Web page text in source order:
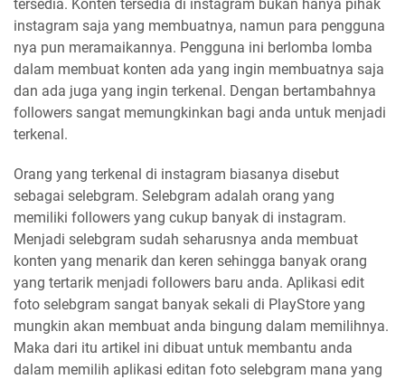
tersedia. Konten tersedia di instagram bukan hanya pihak
instagram saja yang membuatnya, namun para pengguna
nya pun meramaikannya. Pengguna ini berlomba lomba
dalam membuat konten ada yang ingin membuatnya saja
dan ada juga yang ingin terkenal. Dengan bertambahnya
followers sangat memungkinkan bagi anda untuk menjadi
terkenal.
Orang yang terkenal di instagram biasanya disebut
sebagai selebgram. Selebgram adalah orang yang
memiliki followers yang cukup banyak di instagram.
Menjadi selebgram sudah seharusnya anda membuat
konten yang menarik dan keren sehingga banyak orang
yang tertarik menjadi followers baru anda. Aplikasi edit
foto selebgram sangat banyak sekali di PlayStore yang
mungkin akan membuat anda bingung dalam memilihnya.
Maka dari itu artikel ini dibuat untuk membantu anda
dalam memilih aplikasi editan foto selebgram mana yang